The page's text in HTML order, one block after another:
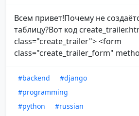
Всем привет!Почему не
таблицу?Вот код
class="create_trailer"> <form
class="create_trailer_form"
#backend
#django
#programming
#python
#russian